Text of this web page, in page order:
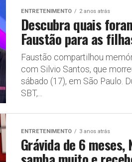
ENTRETENIMENTO 2 anos atrás
Descubra quais
Faustão para as
Faustão compartilhou
com Silvio Santos, que
sábado (17), em São Paulo.
SBT,...
ENTRETENIMENTO 3 anos atrás
Grávida de 6